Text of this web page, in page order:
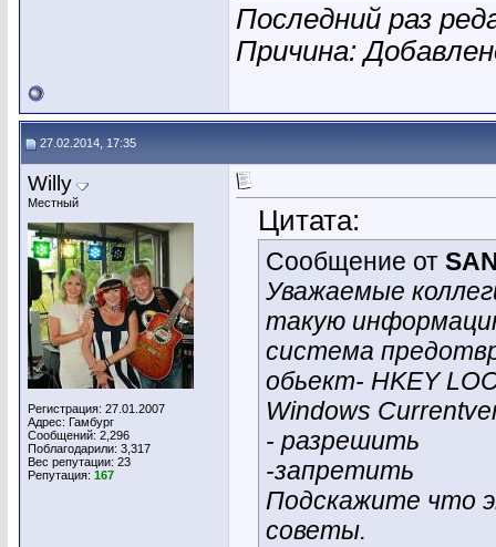
Последний раз
Причина:
27.02.2014, 17:35
Willy
Местный
Регистрация: 27.01.2007
Адрес: Гамбург
Сообщений: 2,296
Поблагодарили: 3,317
Вес репутации: 23
Репутация: 167
Цитата:
Сообщение от
Уважаемые
такую
система
обьект- HKEY
Windows
- разрешить
-запретить
Подскажите что
советы.